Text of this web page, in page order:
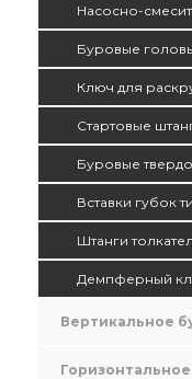
Насосно-
Буровые
Ключ для
Стартовые
Буровые
Вставки губок
Штанги
Демпферный
Вертикальное